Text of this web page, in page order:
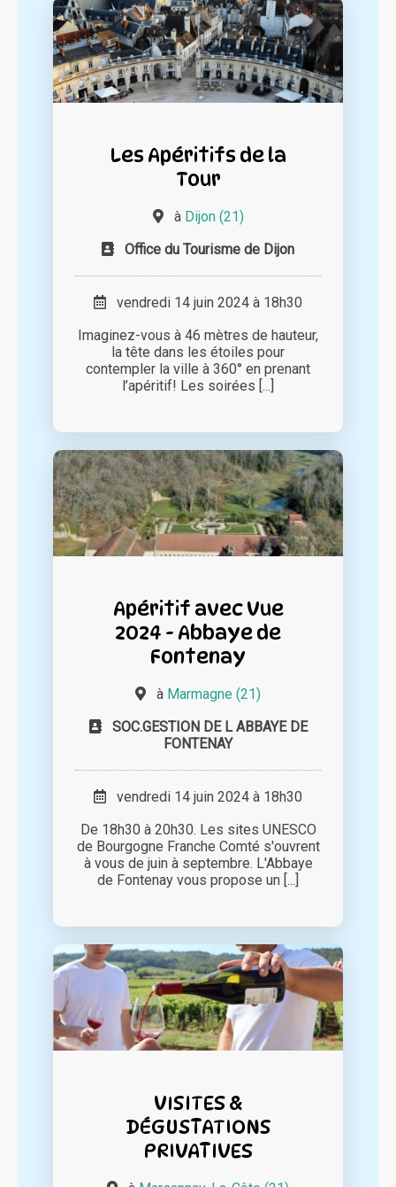
Les Apéritifs de la
Tour
à Dijon (21)
Office du Tourisme de Dijon
vendredi 14 juin 2024 à 18h30
Imaginez-vous à 46 mètres de hauteur,
la tête dans les étoiles pour
contempler la ville à 360° en prenant
l’apéritif! Les soirées [...]
Apéritif avec Vue
2024 - Abbaye de
Fontenay
à Marmagne (21)
SOC.GESTION DE L ABBAYE DE
FONTENAY
vendredi 14 juin 2024 à 18h30
De 18h30 à 20h30. Les sites UNESCO
de Bourgogne Franche Comté s'ouvrent
à vous de juin à septembre. L'Abbaye
de Fontenay vous propose un [...]
VISITES &
DÉGUSTATIONS
PRIVATIVES